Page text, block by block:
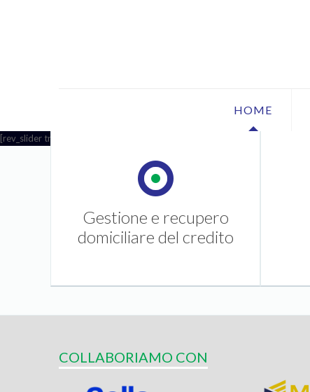
HOME
[rev_slider translator]
Gestione e recupero
domiciliare del credito
COLLABORIAMO CON